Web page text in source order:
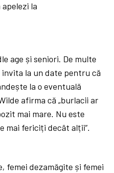
la
age și seniori. De multe
la un date pentru că
la o eventuală
afirma că „burlacii ar
mai mare. Nu este
mai fericiți decât alții”.
femei dezamăgite și femei